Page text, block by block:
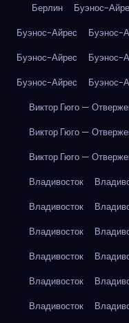
Берлин
Буэнос-
Буэнос-Айрес
Буэнос-
Буэнос-Айрес
Буэнос-
Буэнос-Айрес
Буэнос-
Виктор Гюго —
Виктор Гюго —
Виктор Гюго —
Владивосток
Владивосток
Владивосток
Владивосток
Владивосток
Владивосток